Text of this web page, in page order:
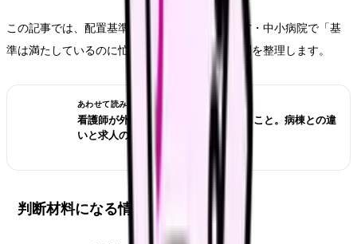
この記事では、配置基準そのものではなく、地方・中小病院で「基
準は満たしているのに忙しい」職場を見抜く質問を整理します。
あわせて読みたい
看護師が外来へ転職する前に確認すること。病棟との違
いと求人の見方
判断材料になる情報